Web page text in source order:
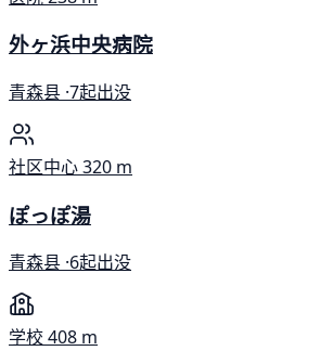
外ヶ浜中央病院
青森县 ·7起出没
社区中心320 m
ぽっぽ湯
青森县 ·6起出没
学校408 m